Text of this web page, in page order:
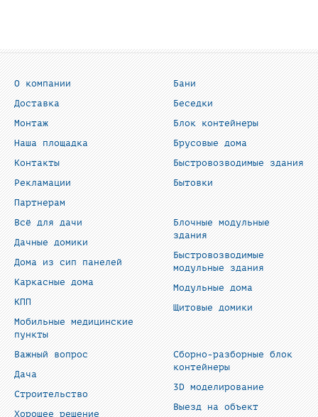
О компании
Доставка
Монтаж
Наша площадка
Контакты
Рекламации
Партнерам
Бани
Беседки
Блок контейнеры
Брусовые дома
Быстровозводимые здания
Бытовки
Всё для дачи
Дачные домики
Дома из сип панелей
Каркасные дома
КПП
Мобильные медицинские
пункты
Блочные модульные
здания
Быстровозводимые
модульные здания
Модульные дома
Щитовые домики
Важный вопрос
Дача
Строительство
Хорошее решение
Сборно-разборные блок
контейнеры
3D моделирование
Выезд на объект